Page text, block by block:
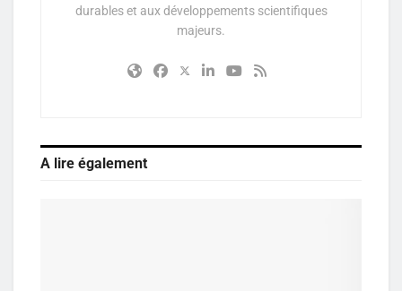
durables et aux développements scientifiques
majeurs.
A lire également